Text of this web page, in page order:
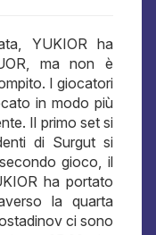
YUKIOR ha
ma non è
I giocatori
in modo più
Il primo set si
di Surgut si
gioco, il
ha portato
la quarta
ci sono